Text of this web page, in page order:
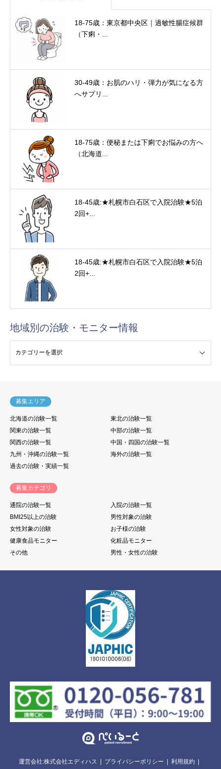
18-75歳：東京都中央区｜過敏性腸症候群
（下痢・...
30-49歳：お肌のハリ・弾力が気になる方
へサプリ...
18-75歳：便秘または下痢でお悩みの方へ
（北海道...
18-45歳:★札幌市白石区で入院治験★5泊
2回+...
18-45歳:★札幌市白石区で入院治験★5泊
2回+...
地域別の治験・モニター情報
募集エリア
北海道の治験一覧
東北の治験一覧
関東の治験一覧
中部の治験一覧
関西の治験一覧
中国・四国の治験一覧
九州・沖縄の治験一覧
海外の治験一覧
過去の治験・実績一覧
募集カテゴリ
通院の治験一覧
入院の治験一覧
BMI25以上の治験
男性対象の治験
女性対象の治験
お子様の治験
健康食品モニター
化粧品モニター
その他
男性・女性の治験
運営会社:株式会社エディハス プライバシーポリシー 利用規約